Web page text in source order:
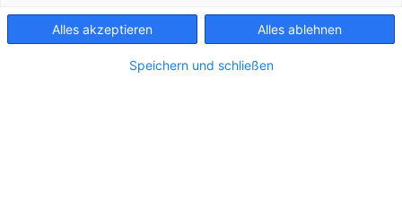
geschaffen, im frei fließenden Wasser Strom zu produzieren. Ich
habe ausführlich mit dem Erfinder gesprochen.
Alles akzeptieren Alles ablehnen
Speichern und schließen